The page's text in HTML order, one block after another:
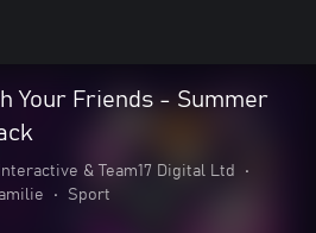
Your Friends - Summer
& Team17 Digital Ltd
•
• Sport